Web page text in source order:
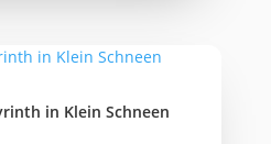
in Klein Schneen